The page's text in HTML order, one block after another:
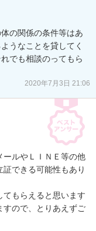
の関係の条件等はあ
うなことを貸してく
でも相談のってもら
2020年7月3日 21:06
ールやＬＩＮＥ等の他
できる可能性もあり
もらえると思います
すので、とりあえずご